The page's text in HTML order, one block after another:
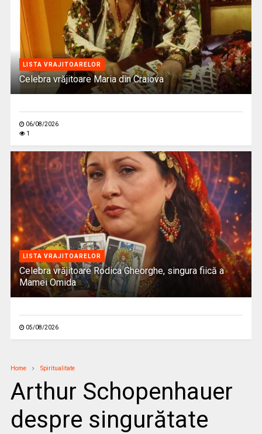
LISTA VRAJITOARELOR
Celebra vrăjitoare Maria din Craiova
06/08/2026
1
LISTA VRAJITOARELOR
Celebra vrăjitoare Rodica Gheorghe, singura fiică a
Mamei Omida
05/08/2026
Home Spiritualitate
Arthur Schopenhauer
despre singurătate